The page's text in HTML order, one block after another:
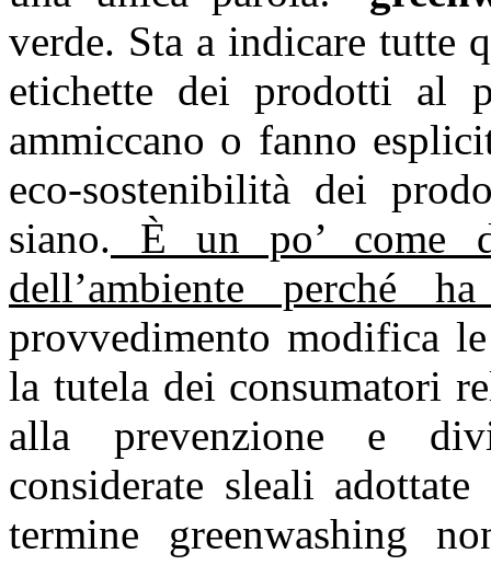
verde. Sta a indicare tutte
etichette dei prodotti al
ammiccano o fanno
eco-sostenibilità dei
siano. È un po’ come
dell’ambiente perché
provvedimento modifica
la tutela dei consumatori
alla prevenzione e
considerate sleali
termine greenwashing